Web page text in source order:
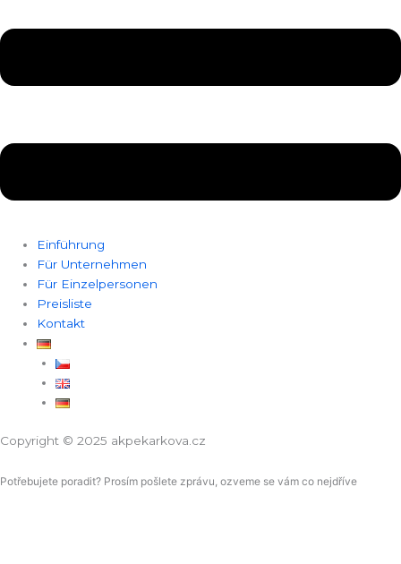
Einführung
Für Unternehmen
Für Einzelpersonen
Preisliste
Kontakt
Copyright © 2025 akpekarkova.cz
Potřebujete poradit? Prosím pošlete zprávu, ozveme se vám co nejdříve